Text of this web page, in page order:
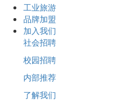
工业旅游
品牌加盟
加入我们
社会招聘
校园招聘
内部推荐
了解我们